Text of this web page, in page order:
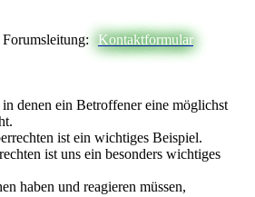
Kontaktformular
denen ein Betroffener eine möglichst
ist ein wichtiges Beispiel.
ist uns ein besonders wichtiges
haben und reagieren müssen,